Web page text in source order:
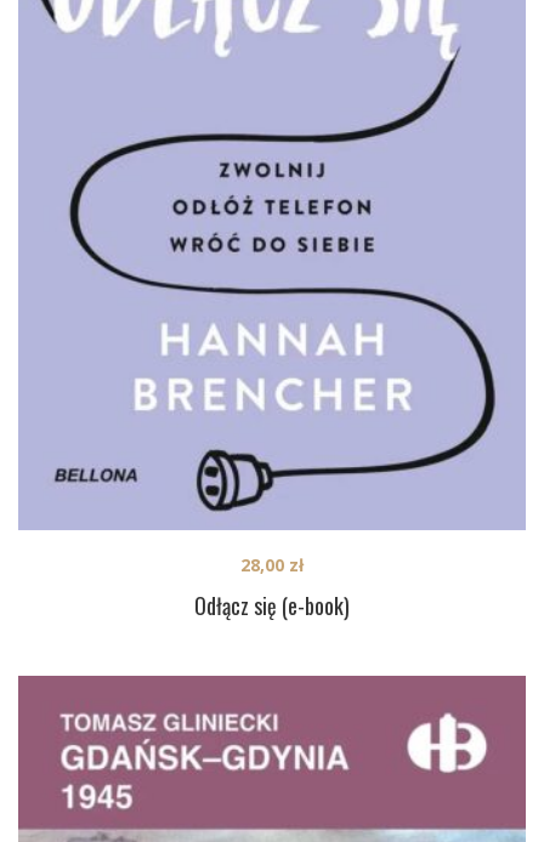
Odłącz się (e-book)
28,00 zł